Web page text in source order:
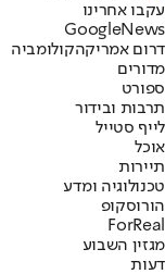
עקבו אחרינו
Googl eNews
דרום אמריקהקולומביה
מדורים
ספורט
תרבות ובידור
לייף סטייל
אוכל
תיירות
טכנולוגיה ומדע
הורוסקופ
ForReal
מגזין השבוע
דעות